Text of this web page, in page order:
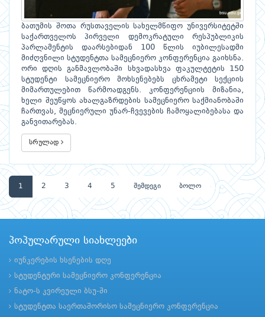
ბათუმის შოთა რუსთაველის სახელმწიფო უნივერსიტეტში
საქართველოს პირველი დემოკრატული რესპუბლიკის
პარლამენტის დაარსებიდან 100 წლის იუბილესადმი
მიძღვნილი სტუდენტთა სამეცნიერო კონფერენცია გაიხსნა.
ორი დღის განმავლობაში სხვადასხვა ფაკულტეტის 150
სტუდენტი სამეცნიერო მოხსენებებს ცხრამეტი სექციის
მიმართულებით წარმოადგენს. კონფერენციის მიზანია,
ხელი შეუწყოს ახალგაზრდების სამეცნიერო საქმიანობაში
ჩართვას, მეცნიერული უნარ-ჩვევების ჩამოყალიბებასა და
განვითარებას.
სრულად
1 2 3 4 5 შემდეგი ბოლო
პოპულარული სიახლეები
იუნკერების ხსენების დღე
სტუდენტური სამეცნიერო კონფერენცია
ნატო-ს კვირეული ბსუ-ში
სტუდენტთა საერთაშორისო სამეცნიერო კონფერენცია